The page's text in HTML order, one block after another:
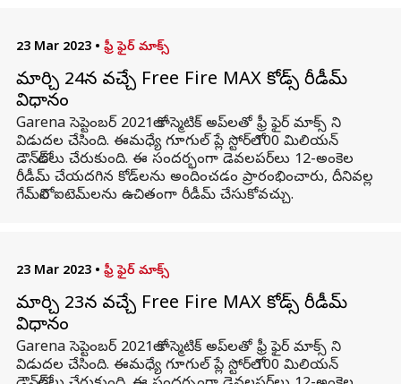
23 Mar 2023 • ఫ్రీ ఫైర్ మాక్స్
మార్చి 24న వచ్చే Free Fire MAX కోడ్స్ రీడీమ్
విధానం
Garena సెప్టెంబర్ 2021లో కాస్మెటిక్ అప్‌లతో ఫ్రీ ఫైర్ మాక్స్ ని
విడుదల చేసింది. ఈమధ్యే గూగుల్ ప్లే స్టోర్‌లో 100 మిలియన్
డౌన్‌లోడ్‌లు చేరుకుంది. ఈ సందర్భంగా డెవలపర్‌లు 12-అంకెల
రీడీమ్ చేయదగిన కోడ్‌లను అందించడం ప్రారంభించారు, దీనివల్ల
గేమ్‌లోని ఐటెమ్‌లను ఉచితంగా రీడీమ్ చేసుకోవచ్చు.
23 Mar 2023 • ఫ్రీ ఫైర్ మాక్స్
మార్చి 23న వచ్చే Free Fire MAX కోడ్స్ రీడీమ్
విధానం
Garena సెప్టెంబర్ 2021లో కాస్మెటిక్ అప్‌లతో ఫ్రీ ఫైర్ మాక్స్ ని
విడుదల చేసింది. ఈమధ్యే గూగుల్ ప్లే స్టోర్‌లో 100 మిలియన్